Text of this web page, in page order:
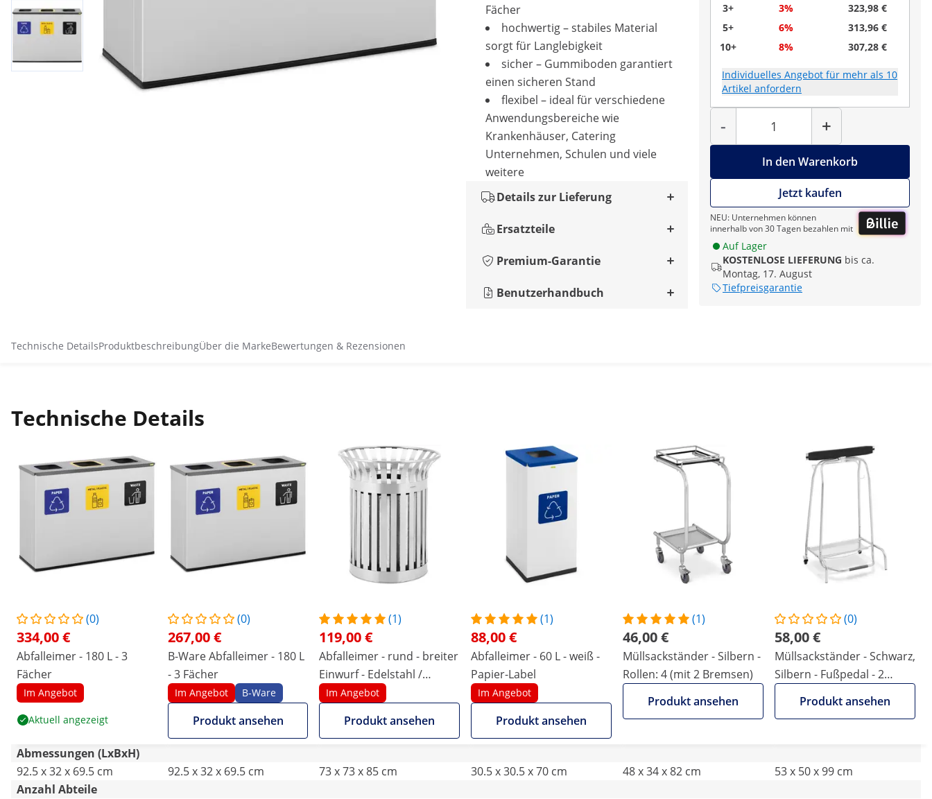
3+
3%
323,98 €
5+
6%
313,96 €
10+
8% 307,28 €
Individuelles Angebot für mehr als 10
Artikel anfordern
-
Menge
+
In den Warenkorb
Jetzt kaufen
NEU: Unternehmen können
innerhalb von 30 Tagen bezahlen mit
Auf Lager
KOSTENLOSE LIEFERUNG bis ca.
Montag, 17. August
Tiefpreisgarantie
Fächer
hochwertig – stabiles Material
sorgt für Langlebigkeit
sicher – Gummiboden garantiert
einen sicheren Stand
flexibel – ideal für verschiedene
Anwendungsbereiche wie
Krankenhäuser, Catering
Unternehmen, Schulen und viele
weitere
Details zur Lieferung
Ersatzteile
Premium-Garantie
Benutzerhandbuch
Technische DetailsProduktbeschreibungÜber die MarkeBewertungen & Rezensionen
Technische Details
(0)
334,00 €
Abfalleimer - 180 L - 3
Fächer
Im Angebot
Aktuell angezeigt
(0)
267,00 €
B-Ware Abfalleimer - 180 L
- 3 Fächer
Im Angebot B-Ware
Produkt ansehen
(1)
119,00 €
Abfalleimer - rund - breiter
Einwurf - Edelstahl /
verzinkter Stahl - Silbern
Im Angebot
Produkt ansehen
(1)
88,00 €
Abfalleimer - 60 L - weiß -
Papier-Label
Im Angebot
Produkt ansehen
(1)
46,00 €
Müllsackständer - Silbern -
Rollen: 4 (mit 2 Bremsen)
Produkt ansehen
(0)
58,00 €
Müllsackständer - Schwarz,
Silbern - Fußpedal - 2
Produkt ansehen
Abmessungen (LxBxH)
92.5 x 32 x 69.5 cm
92.5 x 32 x 69.5 cm 73 x 73 x 85 cm 30.5 x 30.5 x 70 cm 48 x 34 x 82 cm
53 x 50 x 99 cm
Anzahl Abteile